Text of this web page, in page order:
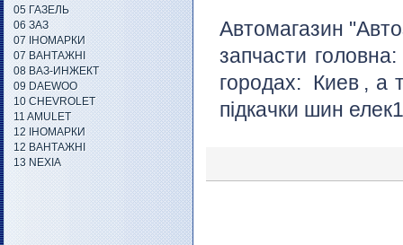
Автомагазин
запчасти
городах: Киев , а
підкачки шин
05 ГАЗЕЛЬ
06 ЗАЗ
07 ІНОМАРКИ
07 ВАНТАЖНІ
08 ВАЗ-ИНЖЕКТ
09 DAEWOO
10 CHEVROLET
11 AMULET
12 ІНОМАРКИ
12 ВАНТАЖНІ
13 NEXIA